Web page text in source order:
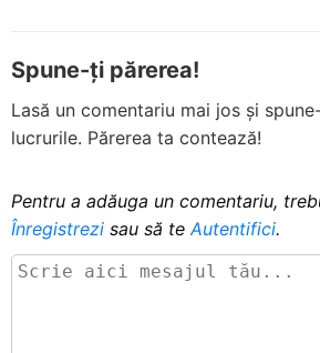
Spune-ți părerea!
Lasă un comentariu mai jos și
lucrurile. Părerea ta contează!
Pentru a adăuga un comentariu,
Înregistrezi sau să te Autentifici.